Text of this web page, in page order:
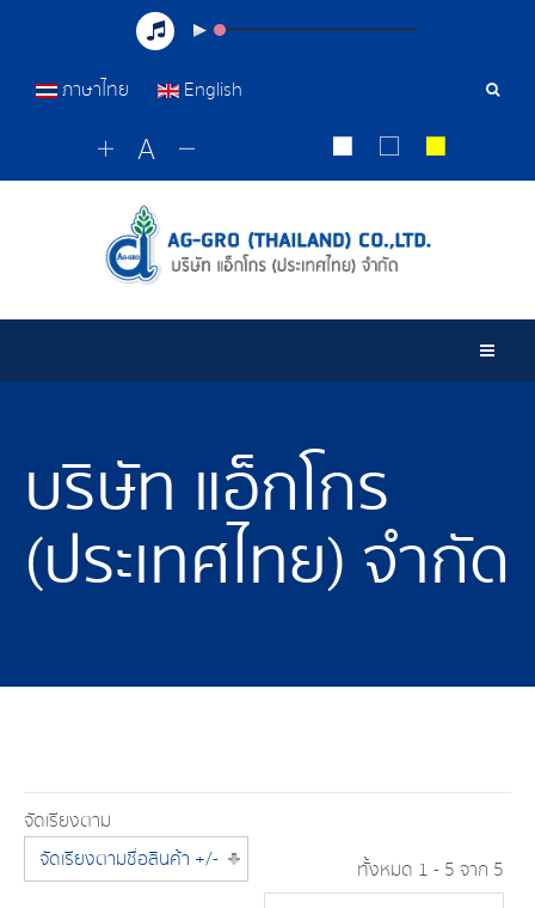
เครื่อ
ภาษาไทย English
บริษัท แอ็กโกร
(ประเทศไทย) จำกัด
จัดเรียงตาม
จัดเรียงตามชื่อสินค้า +/-
ทั้งหมด 1 - 5 จาก 5